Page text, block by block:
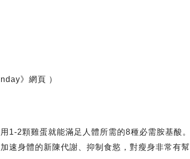
》網頁 ）
1-2顆雞蛋就能滿足人體所需的8種必需胺基酸。
速身體的新陳代謝、抑制食慾，對瘦身非常有幫